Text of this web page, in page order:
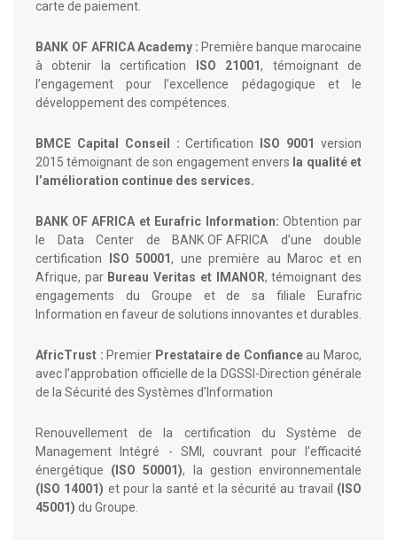
carte de paiement.
BANK OF AFRICA Academy : Première banque marocaine
à obtenir la certification
ISO 21001, témoignant de
l’engagement pour l’excellence pédagogique et le
développement des compétences.
BMCE Capital Conseil : Certification ISO 9001
version
2015 témoignant de son engagement envers la qualité et
l’amélioration continue des services.
BANK OF AFRICA et Eurafric Information: Obtention par
le Data Center de BANK OF AFRICA d’une double
certification
ISO 50001, une première au Maroc et en
Afrique, par Bureau Veritas et IMANOR, témoignant des
engagements du Groupe et de sa filiale Eurafric
Information en faveur de solutions innovantes et durables.
AfricTrust : Premier Prestataire de Confianceau Maroc,
avec l’approbation officielle de la DGSSI-Direction générale
de la Sécurité des Systèmes d’Information
Renouvellement de la certification du Système de
Management Intégré - SMI, couvrant pour l’efficacité
énergétique (ISO 50001), la gestion environnementale
(ISO 14001) et pour la santé et la sécurité au travail (ISO
45001) du Groupe.